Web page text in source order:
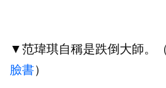
▼范瑋琪自稱是跌倒大師。
臉書）